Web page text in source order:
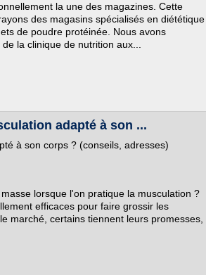
la une des magazines. Cette
des magasins spécialisés en diététique
de poudre protéinée. Nous avons
la clinique de nutrition aux...
adapté à son ...
à son corps ? (conseils, adresses)
lorsque l'on pratique la musculation ?
efficaces pour faire grossir les
marché, certains tiennent leurs promesses,